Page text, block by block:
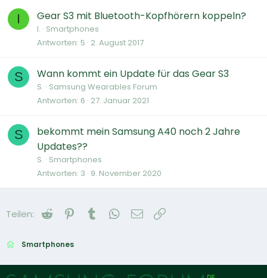
I Gear S3 mit Bluetooth-Kopfhörern koppeln?
I. Smartphones
Antworten 5 2. August 2017
S Wann kommt ein Update für das Gear S3
S. Samsung Wearables Forum
Antworten 6 27. Januar 2021
S
bekommt mein Samsung A40 noch 2 Jahre
Updates??
S. Smartphones
Antworten 3 9. November 2020
Teilen: Reddit Pinterest
Tumblr WhatsApp
E-Mail
Smartphones